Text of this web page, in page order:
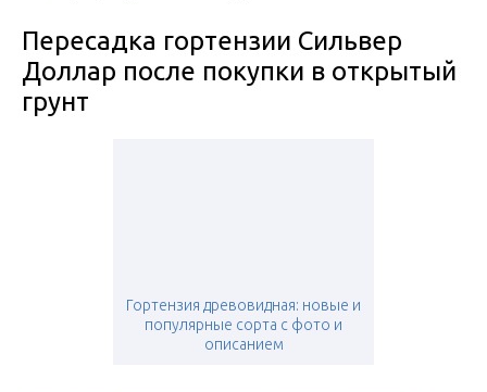
Пересадка гортензии Сильвер
Доллар после покупки в открытый
грунт
Гортензия древовидная: новые и
популярные сорта с фото и
описанием